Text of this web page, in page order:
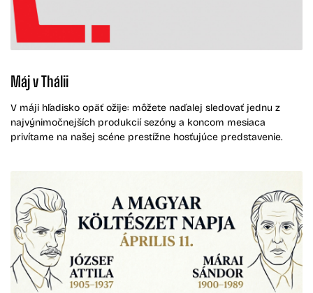
Máj v Thálii
V máji hľadisko opäť ožije: môžete naďalej sledovať jednu z
najvýnimočnejších produkcií sezóny a koncom mesiaca
privítame na našej scéne prestížne hosťujúce predstavenie.